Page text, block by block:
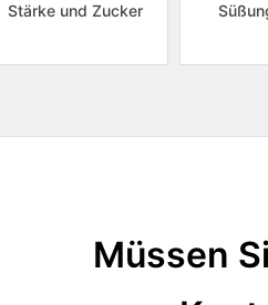
Stärke und Zucker
Müssen